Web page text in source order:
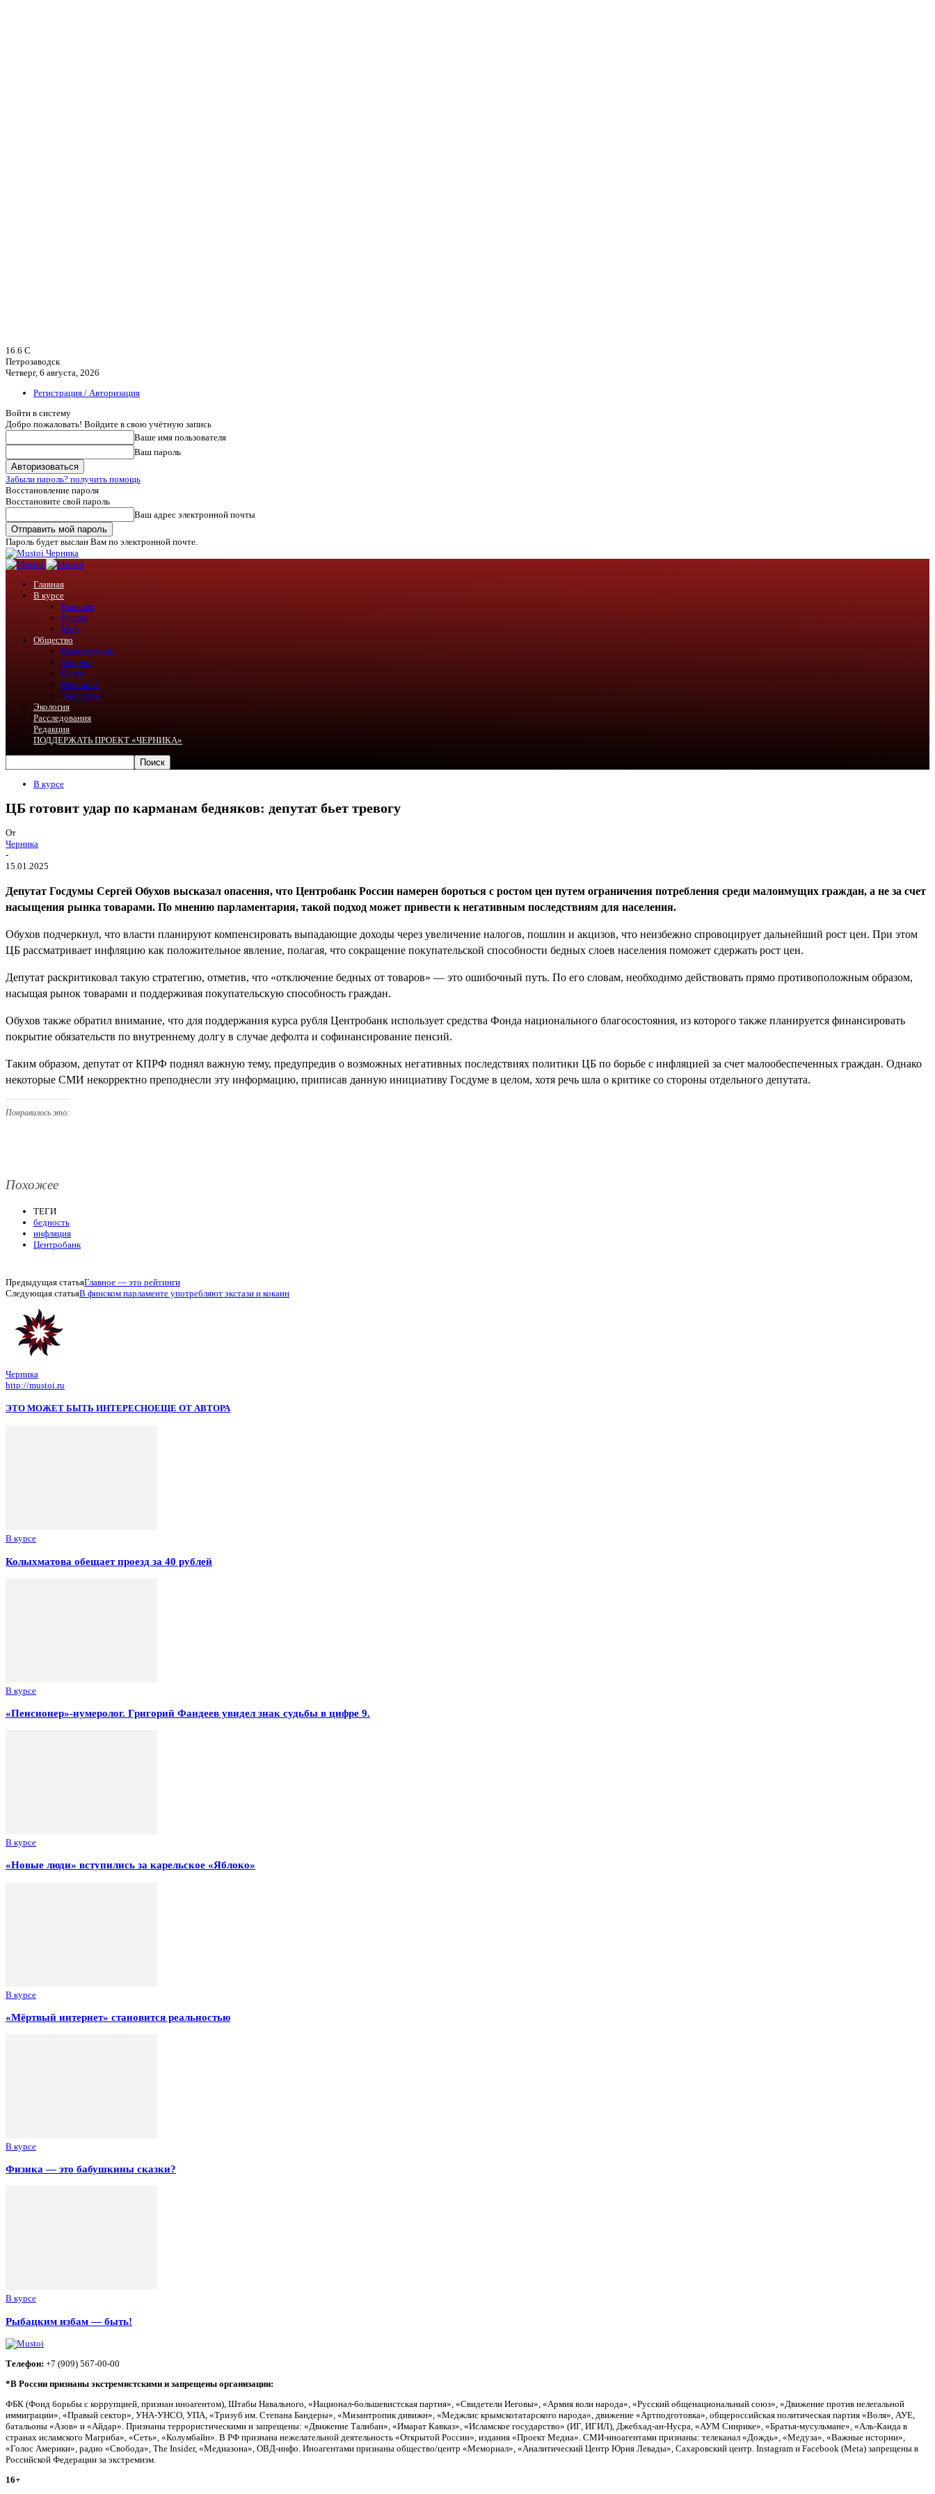
16.6 C
Петрозаводск
Четверг, 6 августа, 2026
Регистрация / Авторизация
Войти в систему
Добро пожаловать! Войдите в свою учётную запись
Ваше имя пользователя
Ваш пароль
Забыли пароль? получить помощь
Восстановление пароля
Восстановите свой пароль
Ваш адрес электронной почты
Пароль будет выслан Вам по электронной почте.
Черника
Главная
В курсе
Карелия
Россия
Мир
Общество
Комментарии
Мнения
Блоги
Перепост
Эксперты
Экология
Расследования
Редакция
ПОДДЕРЖАТЬ ПРОЕКТ «ЧЕРНИКА»
В курсе
ЦБ готовит удар по карманам бедняков: депутат бьет тревогу
От
Черника
-
15.01.2025
Депутат Госдумы Сергей Обухов высказал опасения, что Центробанк России намерен бороться с ростом цен путем ограничения потребления среди малоимущих граждан, а не за счет
насыщения рынка товарами. По мнению парламентария, такой подход может привести к негативным последствиям для населения.
Обухов подчеркнул, что власти планируют компенсировать выпадающие доходы через увеличение налогов, пошлин и акцизов, что неизбежно спровоцирует дальнейший рост цен. При этом
ЦБ рассматривает инфляцию как положительное явление, полагая, что сокращение покупательской способности бедных слоев населения поможет сдержать рост цен.
Депутат раскритиковал такую стратегию, отметив, что «отключение бедных от товаров» — это ошибочный путь. По его словам, необходимо действовать прямо противоположным образом,
насыщая рынок товарами и поддерживая покупательскую способность граждан.
Обухов также обратил внимание, что для поддержания курса рубля Центробанк использует средства Фонда национального благосостояния, из которого также планируется финансировать
покрытие обязательств по внутреннему долгу в случае дефолта и софинансирование пенсий.
Таким образом, депутат от КПРФ поднял важную тему, предупредив о возможных негативных последствиях политики ЦБ по борьбе с инфляцией за счет малообеспеченных граждан. Однако
некоторые СМИ некорректно преподнесли эту информацию, приписав данную инициативу Госдуме в целом, хотя речь шла о критике со стороны отдельного депутата.
Понравилось это:
Похожее
ТЕГИ
бедность
инфляция
Центробанк
Предыдущая статьяГлавное — это рейтинги
Следующая статьяВ финском парламенте употребляют экстази и кокаин
Черника
http://mustoi.ru
ЭТО МОЖЕТ БЫТЬ ИНТЕРЕСНОЕЩЕ ОТ АВТОРА
В курсе
Колыхматова обещает проезд за 40 рублей
В курсе
«Пенсионер»-нумеролог. Григорий Фандеев увидел знак судьбы в цифре 9.
В курсе
«Новые люди» вступились за карельское «Яблоко»
В курсе
«Мёртвый интернет» становится реальностью
В курсе
Физика — это бабушкины сказки?
В курсе
Рыбацким избам — быть!
Телефон: +7 (909) 567-00-00
*В России признаны экстремистскими и запрещены организации:
ФБК (Фонд борьбы с коррупцией, признан иноагентом), Штабы Навального, «Национал-большевистская партия», «Свидетели Иеговы», «Армия воли народа», «Русский общенациональный союз», «Движение против нелегальной
иммиграции», «Правый сектор», УНА-УНСО, УПА, «Тризуб им. Степана Бандеры», «Мизантропик дивижн», «Меджлис крымскотатарского народа», движение «Артподготовка», общероссийская политическая партия «Воля», АУЕ,
батальоны «Азов» и «Айдар». Признаны террористическими и запрещены: «Движение Талибан», «Имарат Кавказ», «Исламское государство» (ИГ, ИГИЛ), Джебхад-ан-Нусра, «АУМ Синрике», «Братья-мусульмане», «Аль-Каида в
странах исламского Магриба», «Сеть», «Колумбайн». В РФ признана нежелательной деятельность «Открытой России», издания «Проект Медиа». СМИ-иноагентами признаны: телеканал «Дождь», «Медуза», «Важные истории»,
«Голос Америки», радио «Свобода», The Insider, «Медиазона», ОВД-инфо. Иноагентами признаны общество/центр «Мемориал», «Аналитический Центр Юрия Левады», Сахаровский центр. Instagram и Facebook (Metа) запрещены в
Российской Федерации за экстремизм.
16+